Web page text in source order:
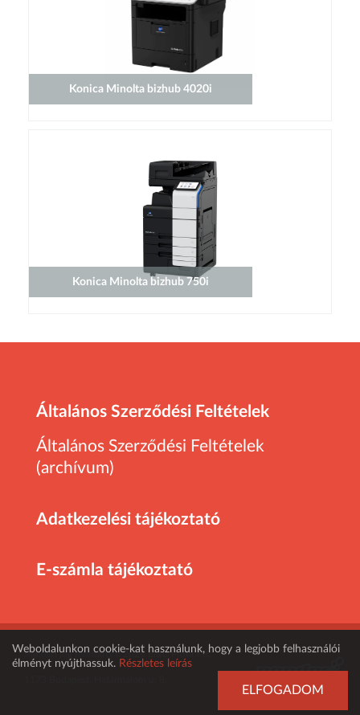
Konica Minolta bizhub 4020i
Konica Minolta bizhub 750i
Általános Szerződési Feltételek
Általános Szerződési Feltételek
(archívum)
Adatkezelési tájékoztató
E-számla tájékoztató
Minden jog fenntartva! 2026 Euro-Profil Kft.
Weboldalunkon cookie-kat használunk, hogy a legjobb felhasználói
élményt nyújthassuk. Részletes leírás
ELFOGADOM